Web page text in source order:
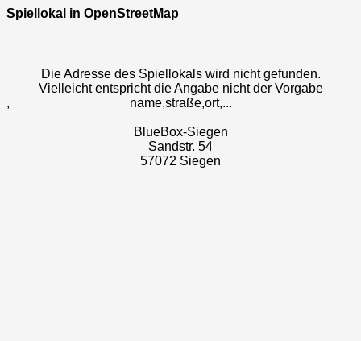
Spiellokal in OpenStreetMap
Die Adresse des Spiellokals wird nicht gefunden.
Vielleicht entspricht die Angabe nicht der Vorgabe
name,straße,ort,...
BlueBox-Siegen
Sandstr. 54
57072 Siegen
,